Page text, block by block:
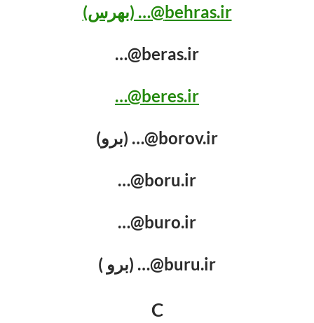
behras.ir@… (بهرس)
beras.ir@…
beres.ir@…
borov.ir@… (برو)
boru.ir@…
buro.ir@…
buru.ir@… (برو )
C